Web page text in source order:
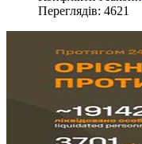
Переглядів: 4621